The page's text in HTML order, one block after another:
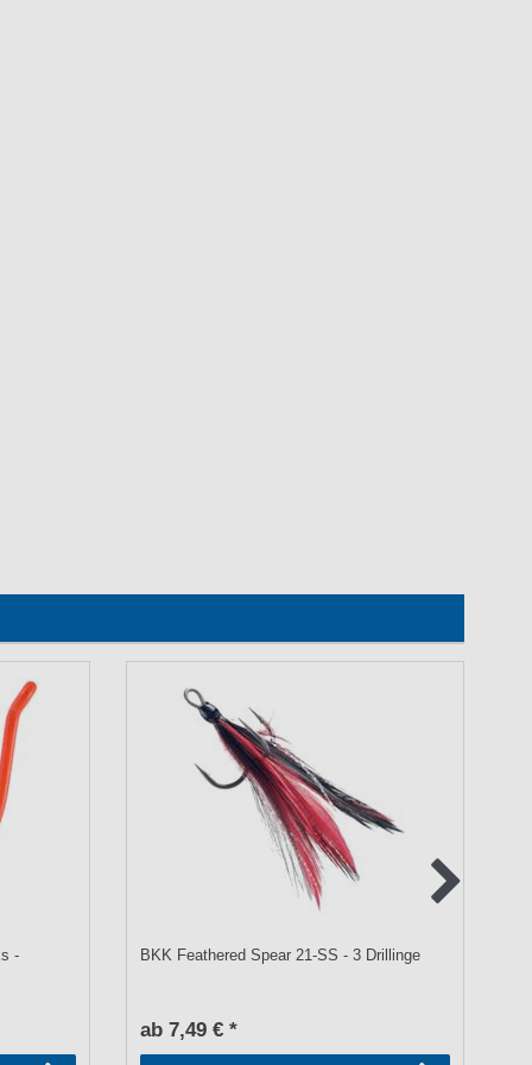
- BKK Feathered Spear 21-SS - 3 Drillinge
ab 7,49 € *